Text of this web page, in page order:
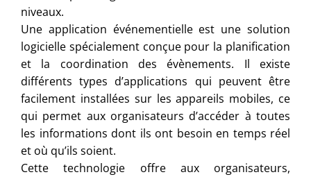
niveaux.
Une application événementielle est une solution
logicielle spécialement conçue pour la planification
et la coordination des évènements. Il existe
différents types d’applications qui peuvent être
facilement installées sur les appareils mobiles, ce
qui permet aux organisateurs d’accéder à toutes
les informations dont ils ont besoin en temps réel
et où qu’ils soient.
Cette technologie offre aux organisateurs,